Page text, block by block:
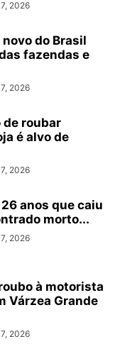
2026
do Brasil
fazendas e
2026
roubar
é alvo de
2026
anos que caiu
morto...
2026
à motorista
Várzea Grande
2026